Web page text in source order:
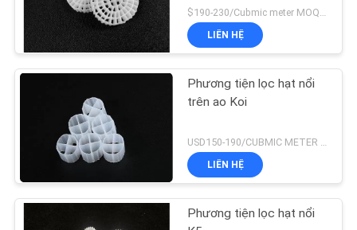
$190-230/Cubmic meter MOQ:1CubmicMeter
LIÊN HỆ
Phương tiện lọc hạt nổi
trên ao Koi
LIÊN HỆ
Phương tiện lọc hạt nổi